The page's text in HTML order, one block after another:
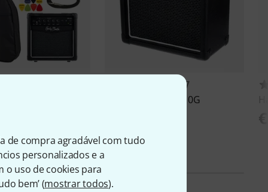
de compra agradável com tudo
personalizados e a
o uso de cookies para
bem’ (mostrar todos).
1947
HB-10G